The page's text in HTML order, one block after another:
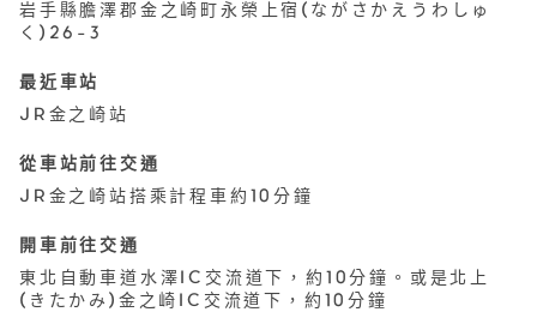
岩手縣膽澤郡金之崎町永榮上宿(ながさかえうわしゅ
く)26-3
最近車站
JR金之崎站
從車站前往交通
JR金之崎站搭乘計程車約10分鐘
開車前往交通
東北自動車道水澤IC交流道下，約10分鐘。或是北上
(きたかみ)金之崎IC交流道下，約10分鐘